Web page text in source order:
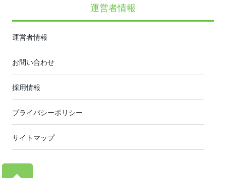
運営者情報
運営者情報
お問い合わせ
採用情報
プライバシーポリシー
サイトマップ